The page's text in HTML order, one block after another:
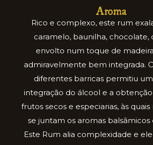
Aroma
Rico e complexo, este rum
caramelo, baunilha, chocolate,
envolto num toque de
admiravelmente bem integrada.
diferentes barricas permitiu
integração do álcool e a
frutos secos e especiarias, às
se juntam os aromas balsâmicos
Este Rum alia complexidade e